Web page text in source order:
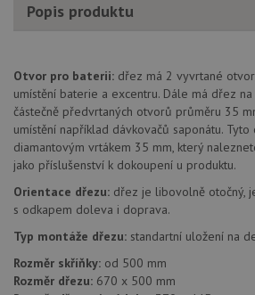
Popis produktu
Otvor pro baterii: dřez má 2 vyvrtané
umístění baterie a excentru. Dále má dřez
částečně předvrtaných otvorů průměru 35
umístění například dávkovačů saponátu.
diamantovým vrtákem 35 mm, který
jako příslušenství k dokoupení u produktu.
Orientace dřezu: dřez je libovolně otočný,
s odkapem doleva i doprava.
Typ montáže dřezu: standartní uložení na
Rozměr skříňky: od 500 mm
Rozměr dřezu: 670 x 500 mm
AWSALBCORS
zásadách ochrany soukromí